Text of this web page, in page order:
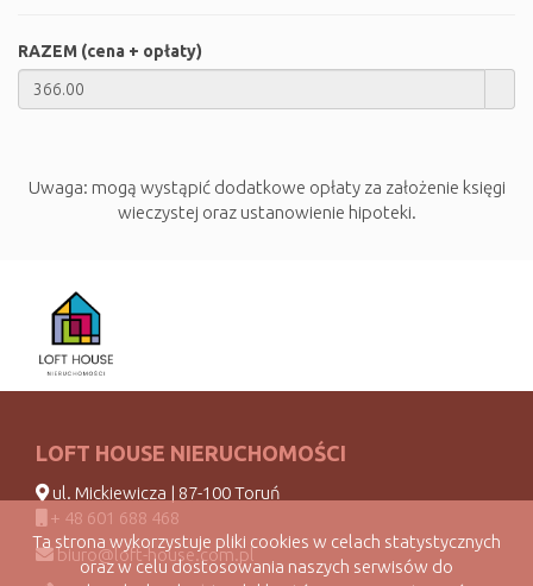
RAZEM (cena + opłaty)
Uwaga: mogą wystąpić dodatkowe opłaty za założenie księgi
wieczystej oraz ustanowienie hipoteki.
LOFT HOUSE NIERUCHOMOŚCI
ul. Mickiewicza | 87-100 Toruń
+ 48 601 688 468
biuro@loft-house.com.pl
Ta strona wykorzystuje pliki cookies w celach statystycznych
oraz w celu dostosowania naszych serwisów do